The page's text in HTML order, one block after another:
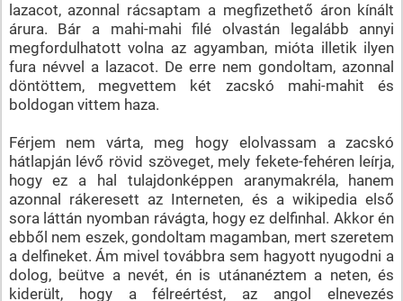
lazacot, azonnal rácsaptam a megfizethető áron kínált
árura. Bár a mahi-mahi filé olvastán legalább annyi
megfordulhatott volna az agyamban, mióta illetik ilyen
fura névvel a lazacot. De erre nem gondoltam, azonnal
döntöttem, megvettem két zacskó mahi-mahit és
boldogan vittem haza.
Férjem nem várta, meg hogy elolvassam a zacskó
hátlapján lévő rövid szöveget, mely fekete-fehéren leírja,
hogy ez a hal tulajdonképpen aranymakréla, hanem
azonnal rákeresett az Interneten, és a wikipedia első
sora láttán nyomban rávágta, hogy ez delfinhal. Akkor én
ebből nem eszek, gondoltam magamban, mert szeretem
a delfineket. Ám mivel továbbra sem hagyott nyugodni a
dolog, beütve a nevét, én is utánanéztem a neten, és
kiderült, hogy a félreértést, az angol elnevezés